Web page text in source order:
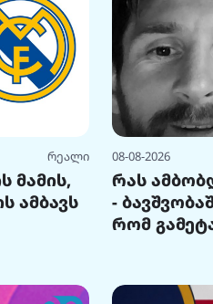
რეალი
მამის,
ამბავს
08-08-2026
რას
-
რომ